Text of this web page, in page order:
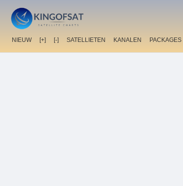
NIEUW [+] [-] SATELLIETEN KANALEN PACKAGES